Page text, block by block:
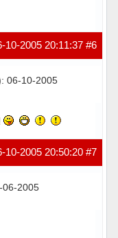
#6
10-2005 20:11:37
06-10-2005
#7
10-2005 20:50:20
06-2005